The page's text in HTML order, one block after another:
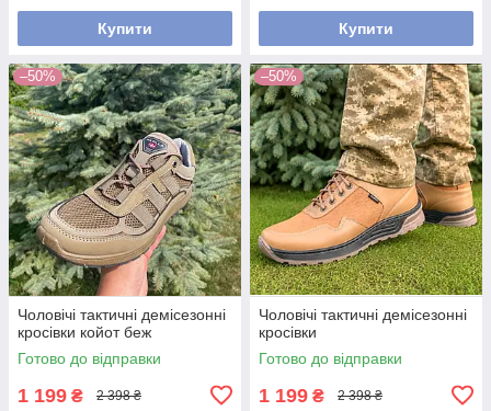
Купити Купити
–50%
Чоловічі тактичні демісезонні
кросівки койот беж
Готово до відправки
1 199 ₴ 2 398 ₴
–50%
Чоловічі тактичні демісезонні
кросівки
Готово до відправки
1 199 ₴ 2 398 ₴